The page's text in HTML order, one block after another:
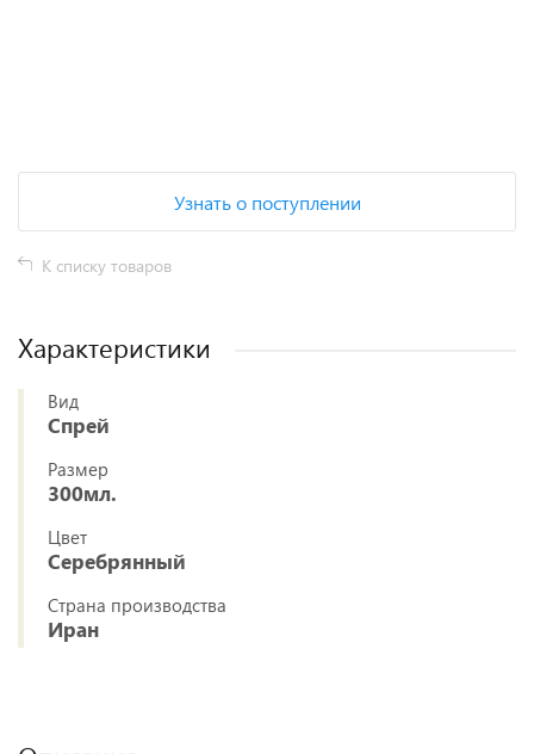
Узнать о поступлении
К списку товаров
Характеристики
Вид
Спрей
Размер
300мл.
Цвет
Серебрянный
Страна производства
Иран